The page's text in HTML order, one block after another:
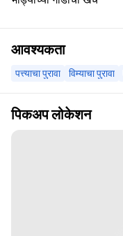
आवश्यकता
पत्त्याचा पुरावा विम्याचा पुरावा
पिकअप लोकेशन